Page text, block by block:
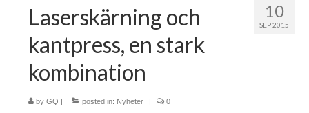
10
SEP 2015
Laserskärning och
kantpress, en stark
kombination
by GQ | posted in: Nyheter | 0